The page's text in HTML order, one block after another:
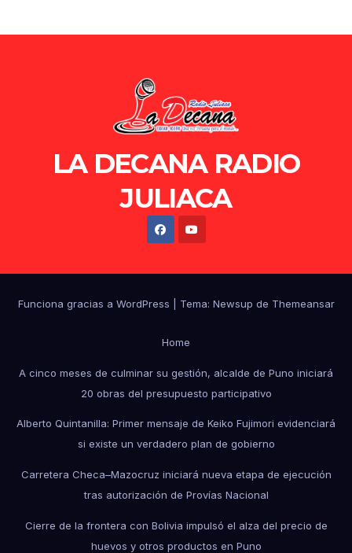
LA DECANA RADIO
JULIACA
Funciona gracias a WordPress Tema: Newsup de Themeansar
Home
A cinco meses de culminar su gestión, alcalde de Puno iniciará
20 obras del presupuesto participativo
Alberto Quintanilla: Primer mensaje de Keiko Fujimori evidenciará
si existe un verdadero plan de gobierno
Carretera Checa–Mazocruz iniciará nueva etapa de ejecución
tras autorización de Provías Nacional
Cierre de la frontera con Bolivia impulsó el alza del precio de
huevos y otros productos en Puno